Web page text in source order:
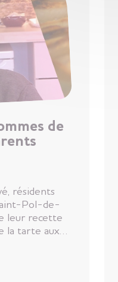
de
résidents
Pol-de-
leur recette
la tarte aux…